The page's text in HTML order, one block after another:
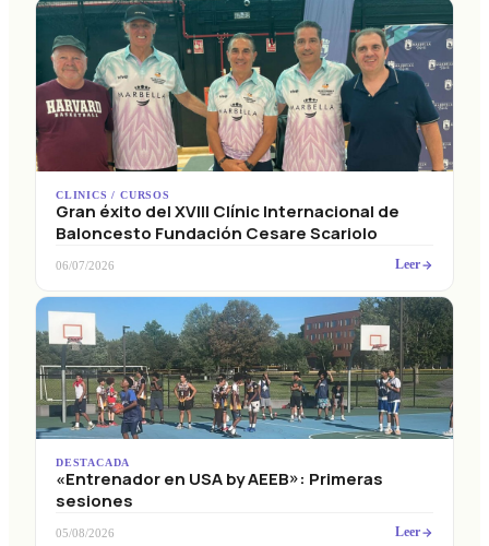
CLINICS / CURSOS
Gran éxito del XVIII Clínic Internacional de
Baloncesto Fundación Cesare Scariolo
06/07/2026 Leer
DESTACADA
«Entrenador en USA by AEEB»: Primeras
sesiones
05/08/2026 Leer